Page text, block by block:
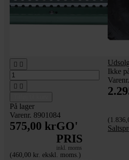
 
 
På lager
Varenr. 8901084
575,00 krGO'
PRIS
inkl. moms
(460,00 kr. ekskl. moms.)
Ikke